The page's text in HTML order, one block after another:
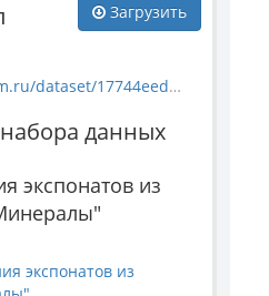
Загрузить
resource/644f124f-36ba-4e59-9ccc-a37849878308/download/mineral_8633.jpg
данных
экспонатов из
экспонатов из